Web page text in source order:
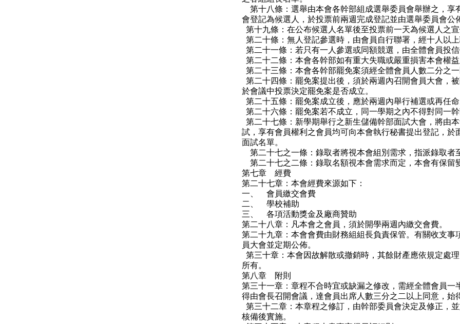
第十八條：選舉由本會各幹部組成選舉委員會舉辦之，享
會登記為候選人，於投票前兩週完成登記並由選舉委員會公
第十九條：在公布候選人名單後至投票前一天為候選人之宣
第二十條：無人登記參選時，由會員自行聯署，經十人以上
第二十一條：若只有一人參選或同額競選，由全體會員投信
第二十二條：本會各幹部如有重大失職或嚴重損害本會權益
第二十三條：本會各幹部罷免案須經全體會員人數二分之一
第二十四條：罷免案提出後，須於兩週內召開會員大會，
於會議中投票決定罷免案是否成立。
第二十五條：罷免案成立後，應於兩週內舉行補選或再任命
第二十六條：罷免案若不成立，同一學期之內不得對同一
第二十七條：新學期舉行之新生儲備幹部面試大會，將由
試，享有會員權利之會員均可向本會執行秘書提出登記，於
面試名單。
第二十七之一條：錄取者將視本會組別需求，指派錄取者
第二十七之二條：錄取名額視本會需求而定，本會有保留
第七章 經費
第二十七章：本會經費來源如下：
一、 會員繳交會費
二、 學校補助
三、 各項活動獎金及廠商贊助
第二十八章：凡本會之會員，須於開學兩週內繳交會費。
第二十九章：本會會費由財務組組長負責保管。有關收支事
員大會並定期公佈。
第三十章：本會因故解散或撤銷時，其餘財產應依規定處
所有。
第八章 附則
第三十一章：章程不合時宜或缺漏之修改，需經全體會員一
得由會長召開會議，達會員出席人數三分之二以上同意，始
第三十二章：本章程之修訂，由幹部委員會決定及修正，
核備後實施。